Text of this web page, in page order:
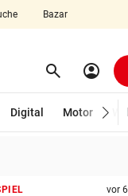
Bazar
search Suchen
account_circle
Digital Motor
vor